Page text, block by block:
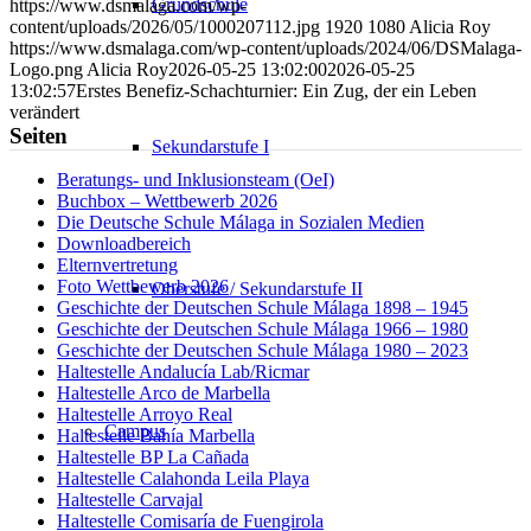
Grundschule
Sekundarstufe I
Oberstufe / Sekundarstufe II
Campus
Mail
teilen
https://www.dsmalaga.com/wp-
content/uploads/2026/05/1000207112.jpg 1920 1080 Alicia Roy
https://www.dsmalaga.com/wp-content/uploads/2024/06/DSMalaga-
Logo.png Alicia Roy2026-05-25 13:02:002026-05-25
13:02:57Erstes Benefiz-Schachturnier: Ein Zug, der ein Leben
verändert
Seiten
Beratungs- und Inklusionsteam (OeI)
Buchbox – Wettbewerb 2026
Die Deutsche Schule Málaga in Sozialen Medien
Downloadbereich
Elternvertretung
Foto Wettbewerb 2026
Geschichte der Deutschen Schule Málaga 1898 – 1945
Geschichte der Deutschen Schule Málaga 1966 – 1980
Geschichte der Deutschen Schule Málaga 1980 – 2023
Haltestelle Andalucía Lab/Ricmar
Haltestelle Arco de Marbella
Haltestelle Arroyo Real
Haltestelle Bahía Marbella
Haltestelle BP La Cañada
Haltestelle Calahonda Leila Playa
Haltestelle Carvajal
Haltestelle Comisaría de Fuengirola